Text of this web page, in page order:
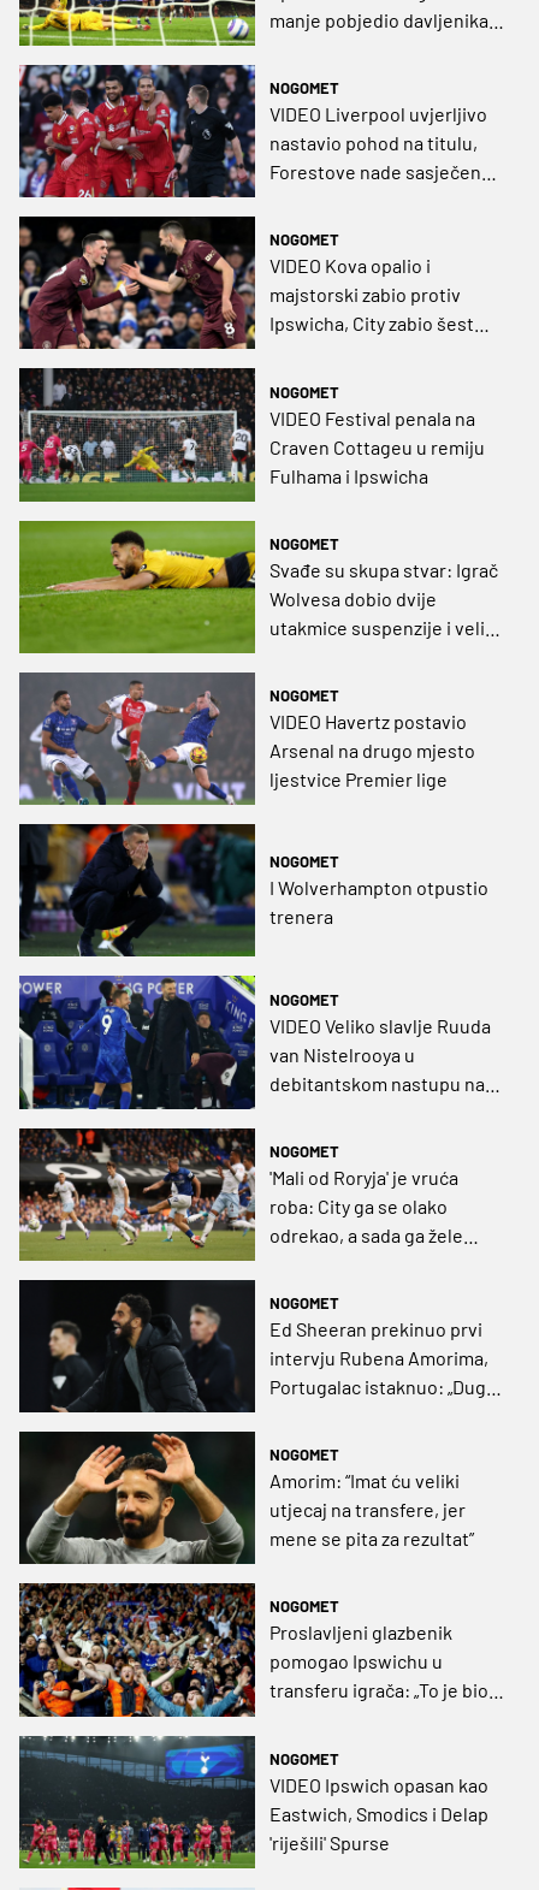
manje pobjedio davljenika,
NOGOMET
VIDEO Liverpool uvjerljivo
nastavio pohod na titulu,
Forestove nade sasječene,
NOGOMET
VIDEO Kova opalio i
majstorski zabio protiv
Ipswicha, City zabio šest
NOGOMET
VIDEO Festival penala na
Craven Cottageu u remiju
Fulhama i Ipswicha
NOGOMET
Svađe su skupa stvar: Igrač
Wolvesa dobio dvije
utakmice suspenzije i veliku
NOGOMET
VIDEO Havertz postavio
Arsenal na drugo mjesto
ljestvice Premier lige
NOGOMET
I Wolverhampton otpustio
trenera
NOGOMET
VIDEO Veliko slavlje Ruuda
van Nistelrooya u
debitantskom nastupu na
NOGOMET
'Mali od Roryja' je vruća
roba: City ga se olako
odrekao, a sada ga žele
NOGOMET
Ed Sheeran prekinuo prvi
intervju Rubena Amorima,
Portugalac istaknuo: „Dugo
NOGOMET
Amorim: “Imat ću veliki
utjecaj na transfere, jer
mene se pita za rezultat”
NOGOMET
Proslavljeni glazbenik
pomogao Ipswichu u
transferu igrača: „To je bio
NOGOMET
VIDEO Ipswich opasan kao
Eastwich, Smodics i Delap
'riješili' Spurse